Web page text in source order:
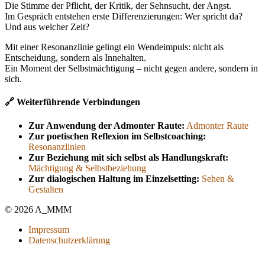
Die Stimme der Pflicht, der Kritik, der Sehnsucht, der Angst.
Im Gespräch entstehen erste Differenzierungen: Wer spricht da?
Und aus welcher Zeit?
Mit einer Resonanzlinie gelingt ein Wendeimpuls: nicht als
Entscheidung, sondern als Innehalten.
Ein Moment der Selbstmächtigung – nicht gegen andere, sondern in
sich.
🔗 Weiterführende Verbindungen
Zur Anwendung der Admonter Raute: Admonter Raute
Zur poetischen Reflexion im Selbstcoaching:
Resonanzlinien
Zur Beziehung mit sich selbst als Handlungskraft:
Mächtigung & Selbstbeziehung
Zur dialogischen Haltung im Einzelsetting: Sehen &
Gestalten
© 2026 A_MMM
Impressum
Datenschutzerklärung